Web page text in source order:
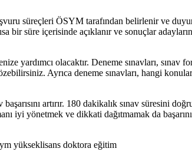
süreçleri ÖSYM tarafından belirlenir ve
bir süre içerisinde açıklanır ve sonuçlar
yardımcı olacaktır. Deneme sınavları, sınav
Ayrıca deneme sınavları, hangi
artırır. 180 dakikalık sınav süresini
iyi yönetmek ve dikkati dağıtmamak da
yükseklisans doktora eğitim